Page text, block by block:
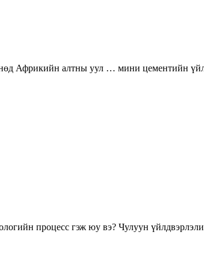
Африкийн алтны уул … мини цементийн
процесс гэж юу вэ? Чулуун